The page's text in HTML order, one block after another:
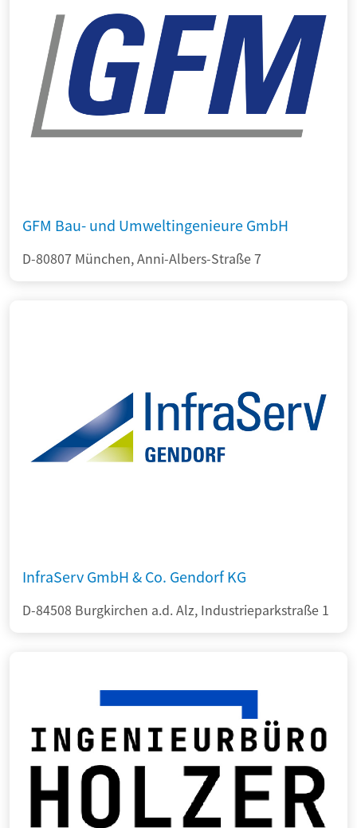
GFM Bau- und Umweltingenieure GmbH
D-80807 München, Anni-Albers-Straße 7
InfraServ GmbH & Co. Gendorf KG
D-84508 Burgkirchen a.d. Alz, Industrieparkstraße 1